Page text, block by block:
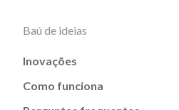
Baú de ideias
Inovações
Como funciona